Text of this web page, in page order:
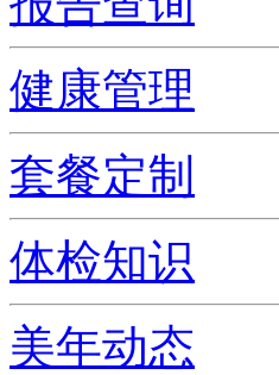
健康管理
套餐定制
体检知识
美年动态